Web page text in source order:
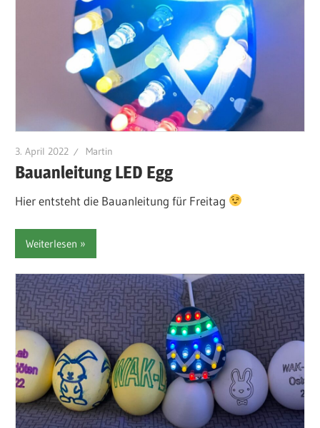
3. April 2022 Martin
Bauanleitung LED Egg
Hier entsteht die Bauanleitung für Freitag
Weiterlesen